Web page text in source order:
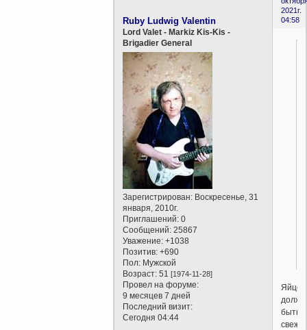
2021г.
04:58
Ruby Ludwig Valentin
Lord Valet - Markiz Kis-Kis -
Brigadier General
Зарегистрирован: Воскресенье, 31
января, 2010г.
Приглашений: 0
Сообщений: 25867
Уважение: +1038
Позитив: +690
Пол: Мужской
Возраст: 51[1974-11-28]
Провел на форуме:
9 месяцев 7 дней
Последний визит:
Сегодня 04:44
Яйцо
быть